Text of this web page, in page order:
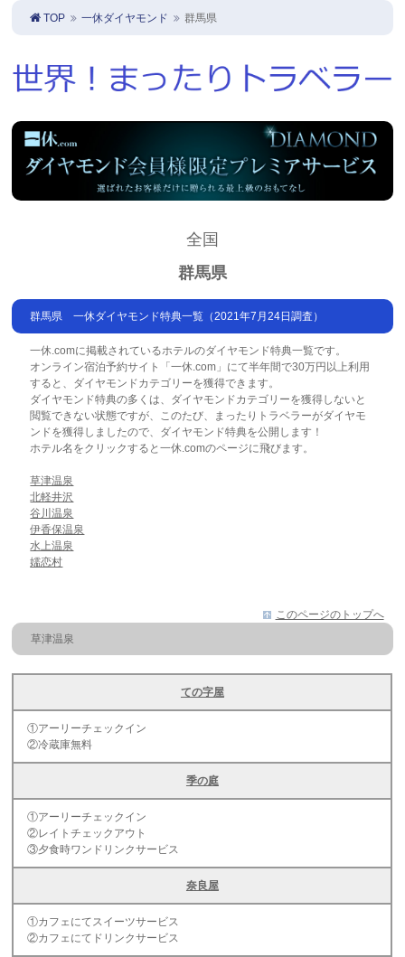
TOP 一休ダイヤモンド 群馬県
全国
群馬県
群馬県 一休ダイヤモンド特典一覧（2021年7月24日調査）
一休.comに掲載されているホテルのダイヤモンド特典一覧です。
オンライン宿泊予約サイト「一休.com」にて半年間で30万円以上利用
すると、ダイヤモンドカテゴリーを獲得できます。
ダイヤモンド特典の多くは、ダイヤモンドカテゴリーを獲得しないと
閲覧できない状態ですが、このたび、まったりトラベラーがダイヤモ
ンドを獲得しましたので、ダイヤモンド特典を公開します！
ホテル名をクリックすると一休.comのページに飛びます。
草津温泉
北軽井沢
谷川温泉
伊香保温泉
水上温泉
嬬恋村
このページのトップへ
草津温泉
ての字屋
①アーリーチェックイン
②冷蔵庫無料
季の庭
①アーリーチェックイン
②レイトチェックアウト
③夕食時ワンドリンクサービス
奈良屋
①カフェにてスイーツサービス
②カフェにてドリンクサービス